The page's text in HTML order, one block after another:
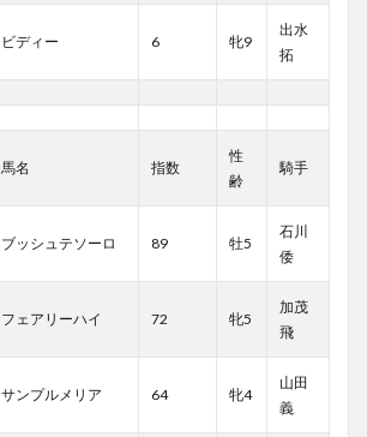
ビディー 6 牝9
出水
拓
馬名 指数
性
齢
騎手
ブッシュテソーロ 89 牡5
石川
倭
フェアリーハイ 72 牝5
加茂
飛
サンプルメリア 64 牝4
山田
義